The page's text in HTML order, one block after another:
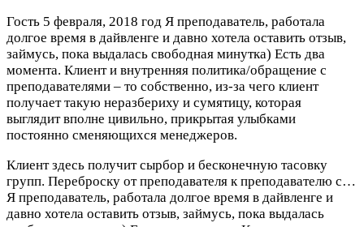
Гость 5 февраля, 2018 год Я преподаватель, работала
долгое время в дайвленге и давно хотела оставить отзыв,
займусь, пока выдалась свободная минутка) Есть два
момента. Клиент и внутренняя политика/обращение с
преподавателями – то собственно, из-за чего клиент
получает такую неразбериху и сумятицу, которая
выглядит вполне цивильно, прикрытая улыбками
постоянно сменяющихся менеджеров.
Клиент здесь получит сырбор и бесконечную тасовку
групп. Переброску от преподавателя к преподавателю с…
Я преподаватель, работала долгое время в дайвленге и
давно хотела оставить отзыв, займусь, пока выдалась